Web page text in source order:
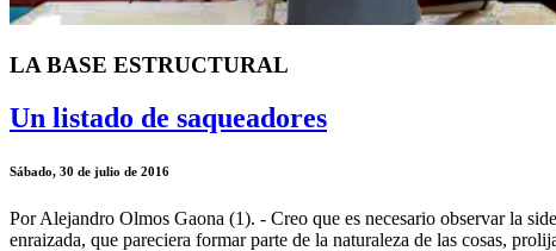
LA BASE ESTRUCTURAL
Un listado de saqueadores
Sábado, 30 de julio de 2016
Por Alejandro Olmos Gaona (1). - Creo que es necesario observar la
enraizada, que pareciera formar parte de la naturaleza de las cosas,